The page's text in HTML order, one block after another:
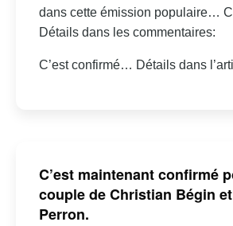
dans cette émission populaire…
Détails dans les commentaires:
C’est confirmé… Détails dans
C’est maintenant confirmé
couple de Christian Bégin
Perron.